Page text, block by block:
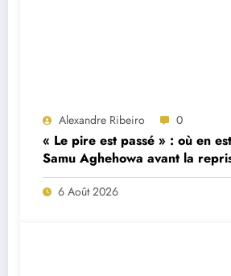
Alexandre Ribeiro 0
« Le pire est passé » : où en
Samu Aghehowa avant la
Porto ?
6 Août 2026